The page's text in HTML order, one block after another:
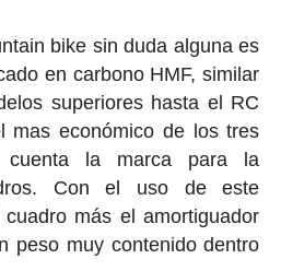
bike sin duda alguna es
en carbono HMF, similar
superiores hasta el RC
mas económico de los tres
la marca para la
Con el uso de este
más el amortiguador
peso muy contenido dentro